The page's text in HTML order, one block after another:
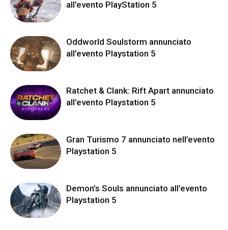
all’evento PlayStation 5
Oddworld Soulstorm annunciato
all’evento Playstation 5
Ratchet & Clank: Rift Apart annunciato
all’evento Playstation 5
Gran Turismo 7 annunciato nell’evento
Playstation 5
Demon’s Souls annunciato all’evento
Playstation 5